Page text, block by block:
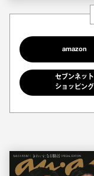
amazon
セブンネット
ショッピング